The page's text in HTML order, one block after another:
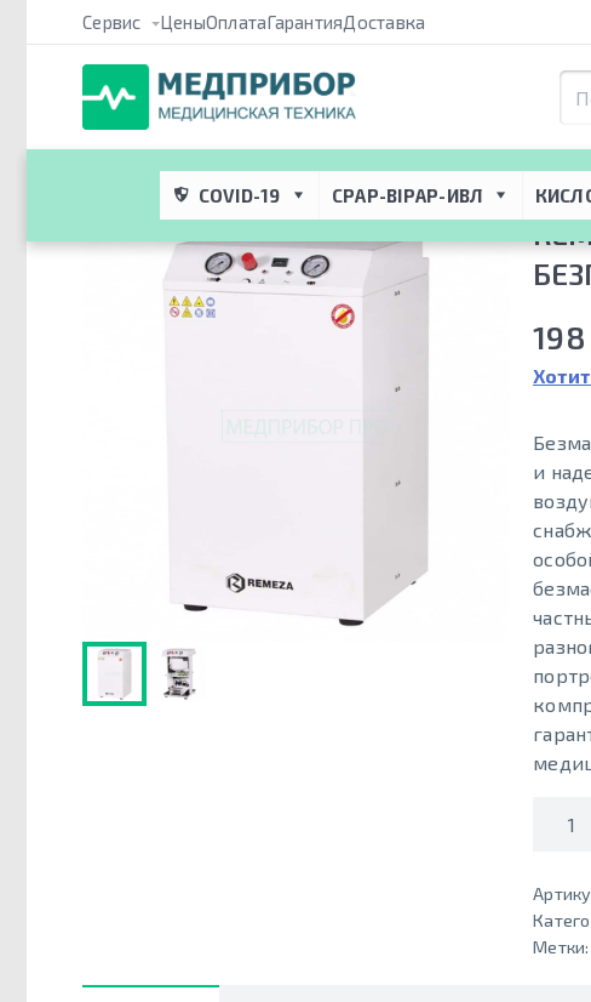
Сервис ЦеныОплатаГарантияДоставка
COVID-19 CPAP-BIPAP-ИВЛ
медицинский
и
Метки: